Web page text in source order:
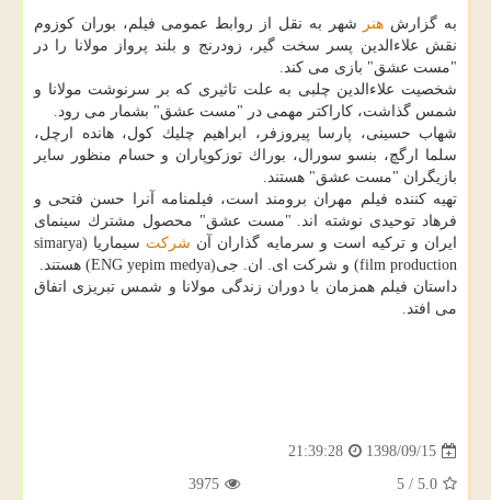
به گزارش هنر
شهر به نقل از روابط عمومی فیلم، بوران كوزوم
نقش علاءالدین پسر سخت گیر، زودرنج و بلند پرواز مولانا را در
"مست عشق" بازی می كند.
شخصیت علاءالدین چلبی به علت تاثیری كه بر سرنوشت مولانا و
شمس گذاشت، كاراكتر مهمی در "مست عشق" بشمار می رود.
شهاب حسینی، پارسا پیروزفر، ابراهیم چلیك كول، هانده ارچل،
سلما ارگچ، بنسو سورال، بوراك توزكوپاران و حسام منظور سایر
بازیگران "مست عشق" هستند.
تهیه كننده فیلم مهران برومند است، فیلمنامه آنرا حسن فتحی و
فرهاد توحیدی نوشته اند. "مست عشق" محصول مشترك سینمای
ایران و تركیه است و سرمایه گذاران آن شركت
سیماریا (simarya
film production) و شركت ای. ان. جی(ENG yepim medya) هستند.
داستان فیلم همزمان با دوران زندگی مولانا و شمس تبریزی اتفاق
می افتد.
1398/09/15
21:39:28
5.0
/
5
3975